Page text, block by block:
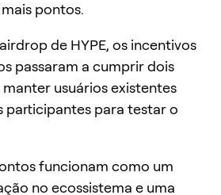
pontos.
de HYPE, os incentivos
passaram a cumprir dois
usuários existentes
participantes para testar o
funcionam como um
no ecossistema e uma